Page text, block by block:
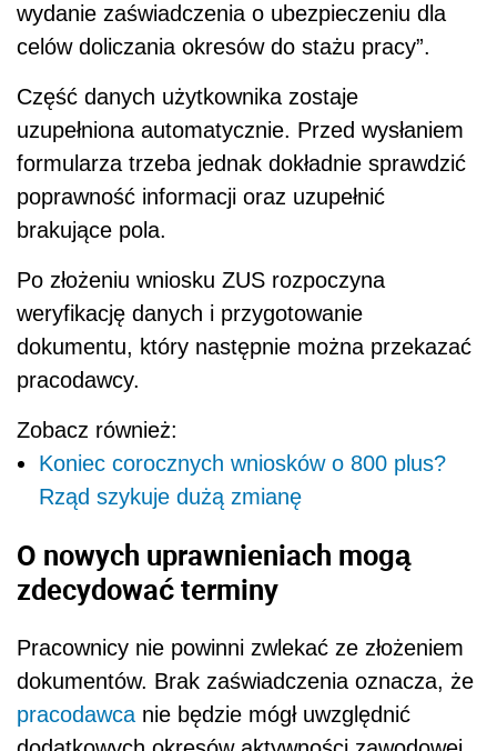
wydanie zaświadczenia o ubezpieczeniu dla
celów doliczania okresów do stażu pracy”.
Część danych użytkownika zostaje
uzupełniona automatycznie. Przed wysłaniem
formularza trzeba jednak dokładnie sprawdzić
poprawność informacji oraz uzupełnić
brakujące pola.
Po złożeniu wniosku ZUS rozpoczyna
weryfikację danych i przygotowanie
dokumentu, który następnie można przekazać
pracodawcy.
Zobacz również:
Koniec corocznych wniosków o 800 plus?
Rząd szykuje dużą zmianę
O nowych uprawnieniach mogą
zdecydować terminy
Pracownicy nie powinni zwlekać ze złożeniem
dokumentów. Brak zaświadczenia oznacza, że
pracodawca nie będzie mógł uwzględnić